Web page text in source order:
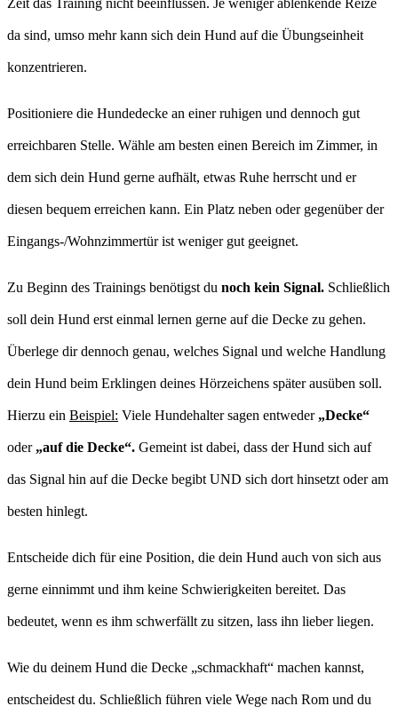
Zeit das Training nicht beeinflussen. Je weniger ablenkende Reize
da sind, umso mehr kann sich dein Hund auf die Übungseinheit
konzentrieren.
Positioniere die Hundedecke an einer ruhigen und dennoch gut
erreichbaren Stelle. Wähle am besten einen Bereich im Zimmer, in
dem sich dein Hund gerne aufhält, etwas Ruhe herrscht und er
diesen bequem erreichen kann. Ein Platz neben oder gegenüber der
Eingangs-/Wohnzimmertür ist weniger gut geeignet.
Zu Beginn des Trainings benötigst du noch kein Signal. Schließlich
soll dein Hund erst einmal lernen gerne auf die Decke zu gehen.
Überlege dir dennoch genau, welches Signal und welche Handlung
dein Hund beim Erklingen deines Hörzeichens später ausüben soll.
Hierzu ein Beispiel: Viele Hundehalter sagen entweder „Decke“
oder „auf die Decke“. Gemeint ist dabei, dass der Hund sich auf
das Signal hin auf die Decke begibt UND sich dort hinsetzt oder am
besten hinlegt.
Entscheide dich für eine Position, die dein Hund auch von sich aus
gerne einnimmt und ihm keine Schwierigkeiten bereitet. Das
bedeutet, wenn es ihm schwerfällt zu sitzen, lass ihn lieber liegen.
Wie du deinem Hund die Decke „schmackhaft“ machen kannst,
entscheidest du. Schließlich führen viele Wege nach Rom und du